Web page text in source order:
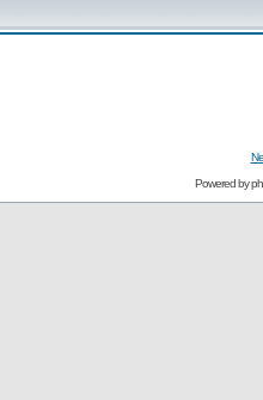
Powered by